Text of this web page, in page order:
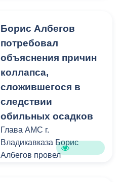
участии заявили порядка
7000 человек.
Борис Албегов
потребовал
объяснения причин
коллапса,
сложившегося в
следствии
обильных осадков
Глава АМС г.
Владикавказа Борис
Албегов провел